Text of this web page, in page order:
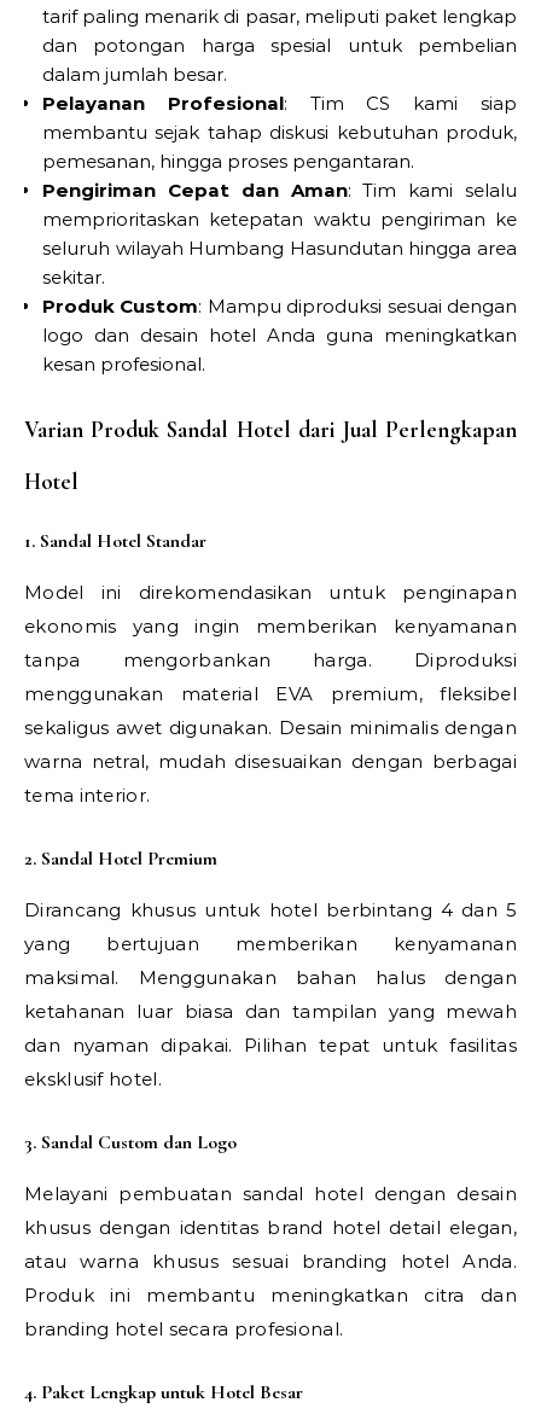
tarif paling menarik di pasar, meliputi paket lengkap
dan potongan harga spesial untuk pembelian
dalam jumlah besar.
Pelayanan Profesional: Tim CS kami siap
membantu sejak tahap diskusi kebutuhan produk,
pemesanan, hingga proses pengantaran.
Pengiriman Cepat dan Aman: Tim kami selalu
memprioritaskan ketepatan waktu pengiriman ke
seluruh wilayah Humbang Hasundutan hingga area
sekitar.
Produk Custom: Mampu diproduksi sesuai dengan
logo dan desain hotel Anda guna meningkatkan
kesan profesional.
Varian Produk Sandal Hotel dari Jual Perlengkapan
Hotel
1. Sandal Hotel Standar
Model ini direkomendasikan untuk penginapan
ekonomis yang ingin memberikan kenyamanan
tanpa mengorbankan harga. Diproduksi
menggunakan material EVA premium, fleksibel
sekaligus awet digunakan. Desain minimalis dengan
warna netral, mudah disesuaikan dengan berbagai
tema interior.
2. Sandal Hotel Premium
Dirancang khusus untuk hotel berbintang 4 dan 5
yang bertujuan memberikan kenyamanan
maksimal. Menggunakan bahan halus dengan
ketahanan luar biasa dan tampilan yang mewah
dan nyaman dipakai. Pilihan tepat untuk fasilitas
eksklusif hotel.
3. Sandal Custom dan Logo
Melayani pembuatan sandal hotel dengan desain
khusus dengan identitas brand hotel detail elegan,
atau warna khusus sesuai branding hotel Anda.
Produk ini membantu meningkatkan citra dan
branding hotel secara profesional.
4. Paket Lengkap untuk Hotel Besar